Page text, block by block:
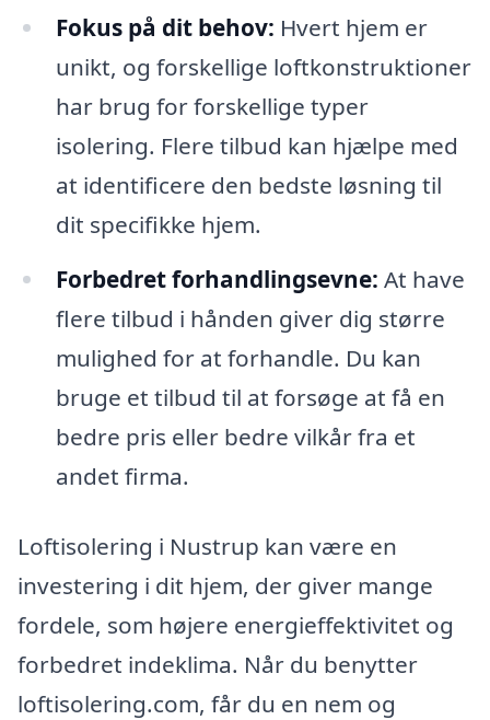
Fokus på dit behov: Hvert hjem er
unikt, og forskellige loftkonstruktioner
har brug for forskellige typer
isolering. Flere tilbud kan hjælpe med
at identificere den bedste løsning til
dit specifikke hjem.
Forbedret forhandlingsevne: At have
flere tilbud i hånden giver dig større
mulighed for at forhandle. Du kan
bruge et tilbud til at forsøge at få en
bedre pris eller bedre vilkår fra et
andet firma.
Loftisolering i Nustrup kan være en
investering i dit hjem, der giver mange
fordele, som højere energieffektivitet og
forbedret indeklima. Når du benytter
loftisolering.com, får du en nem og